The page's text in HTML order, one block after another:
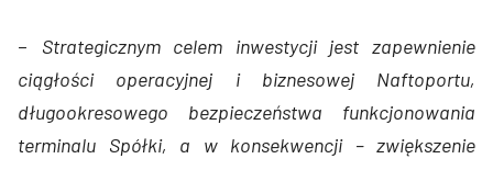
– Strategicznym celem inwestycji jest zapewnienie
ciągłości operacyjnej i biznesowej Naftoportu,
długookresowego bezpieczeństwa funkcjonowania
terminalu Spółki, a w konsekwencji – zwiększenie